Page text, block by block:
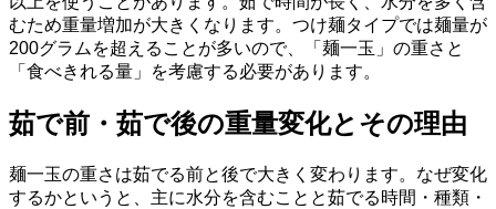
むため重量増加が大きくなります。つけ麺タイプでは麺量が
200グラムを超えることが多いので、「麺一玉」の重さと
「食べきれる量」を考慮する必要があります。
茹で前・茹で後の重量変化とその理由
麺一玉の重さは茹でる前と後で大きく変わります。なぜ変化
するかというと、主に水分を含むことと茹でる時間・種類・